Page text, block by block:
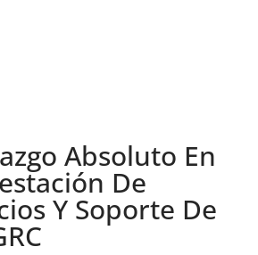
Absoluto En
De
Y Soporte De